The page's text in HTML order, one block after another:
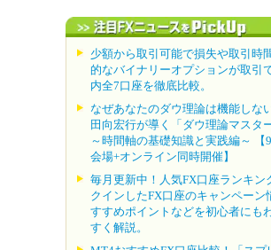
少額から取引可能で損失や取引時
的なバイナリーオプションが取引
内全7口座を徹底比較。
なぜあなたのダウ理論は機能しな
田向宏行が導く「ダウ理論マスタ
～時間軸の基礎知識と実践編～ 【
会場+オンライン同時開催】
毎月更新中！人気FX口座ランキン
クインしたFX口座のキャンペーン
すすめポイントなどを初心者にも
すく解説。